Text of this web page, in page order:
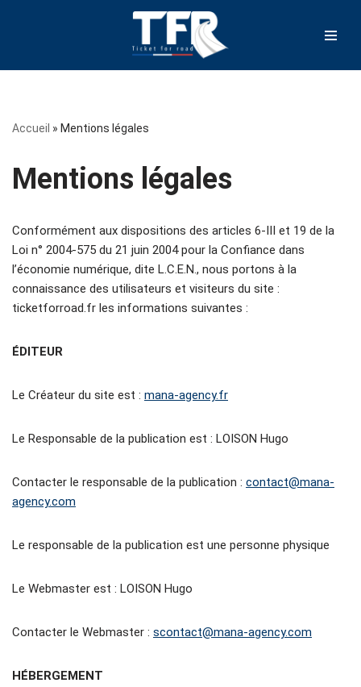
Accueil » Mentions légales
Mentions légales
Conformément aux dispositions des articles 6-III et 19 de la
Loi n° 2004-575 du 21 juin 2004 pour la Confiance dans
l’économie numérique, dite L.C.E.N., nous portons à la
connaissance des utilisateurs et visiteurs du site :
ticketforroad.fr les informations suivantes :
ÉDITEUR
Le Créateur du site est : mana-agency.fr
Le Responsable de la publication est : LOISON Hugo
Contacter le responsable de la publication : contact@mana-
agency.com
Le responsable de la publication est une personne physique
Le Webmaster est : LOISON Hugo
Contacter le Webmaster : scontact@mana-agency.com
HÉBERGEMENT